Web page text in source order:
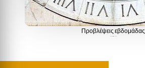
Προβλέψεις εβδομάδας